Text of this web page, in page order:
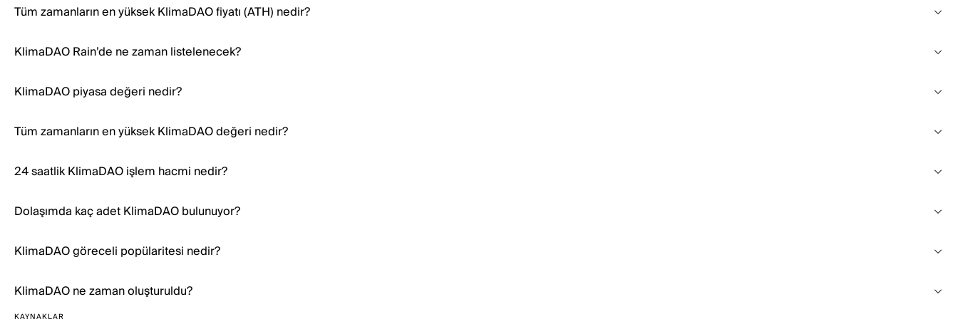
Tüm zamanların en yüksek KlimaDAO fiyatı (ATH) nedir?
KlimaDAO Rain’de ne zaman listelenecek?
KlimaDAO piyasa değeri nedir?
Tüm zamanların en yüksek KlimaDAO değeri nedir?
24 saatlik KlimaDAO işlem hacmi nedir?
Dolaşımda kaç adet KlimaDAO bulunuyor?
KlimaDAO göreceli popülaritesi nedir?
KlimaDAO ne zaman oluşturuldu?